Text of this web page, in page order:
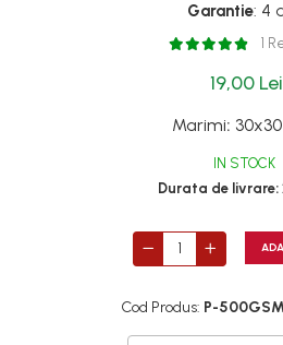
Garantie: 4
1
19,00 Lei
Marimi:
IN STOCK
Durata de livrare:
Cod Produs: P-